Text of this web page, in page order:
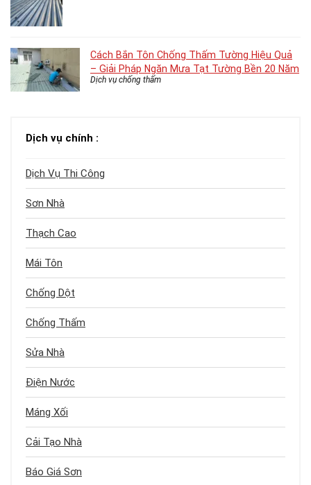
Cách Bắn Tôn Chống Thấm Tường Hiệu Quả
– Giải Pháp Ngăn Mưa Tạt Tường Bền 20 Năm
Dịch vụ chống thấm
Dịch vụ chính :
Dịch Vụ Thi Công
Sơn Nhà
Thạch Cao
Mái Tôn
Chống Dột
Chống Thấm
Sửa Nhà
Điện Nước
Máng Xối
Cải Tạo Nhà
Báo Giá Sơn